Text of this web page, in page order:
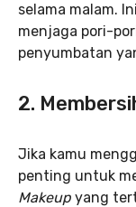
selama malam.
menjaga pori-
penyumbatan
2.
Jika kamu
penting untuk
Makeup yang